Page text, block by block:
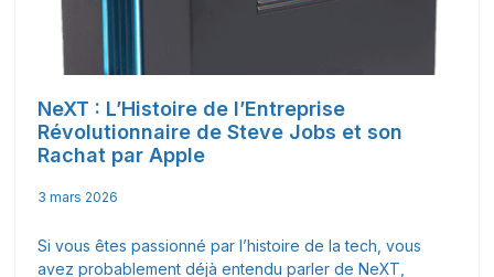
NeXT : L’Histoire de l’Entreprise
Révolutionnaire de Steve Jobs et son
Rachat par Apple
3 mars 2026
Si vous êtes passionné par l’histoire de la tech, vous
avez probablement déjà entendu parler de NeXT,